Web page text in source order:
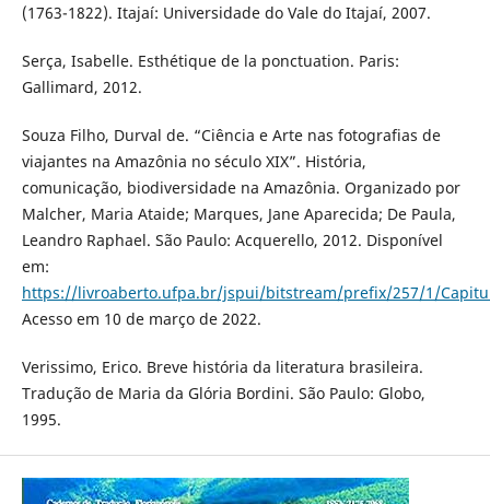
(1763-1822). Itajaí: Universidade do Vale do Itajaí, 2007.
Serça, Isabelle. Esthétique de la ponctuation. Paris:
Gallimard, 2012.
Souza Filho, Durval de. “Ciência e Arte nas fotografias de
viajantes na Amazônia no século XIX”. História,
comunicação, biodiversidade na Amazônia. Organizado por
Malcher, Maria Ataide; Marques, Jane Aparecida; De Paula,
Leandro Raphael. São Paulo: Acquerello, 2012. Disponível
em:
https://livroaberto.ufpa.br/jspui/bitstream/prefix/257/1/
Acesso em 10 de março de 2022.
Verissimo, Erico. Breve história da literatura brasileira.
Tradução de Maria da Glória Bordini. São Paulo: Globo,
1995.